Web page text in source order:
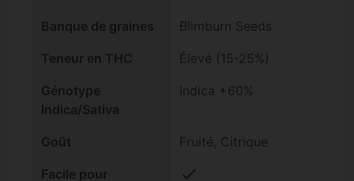
Banque de graines Blimburn Seeds
Teneur en THC Élevé (15-25%)
Génotype
Indica/Sativa
Indica +60%
Goût Fruité, Citrique
Facile pour check